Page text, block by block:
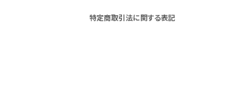
特定商取引法に関する表記